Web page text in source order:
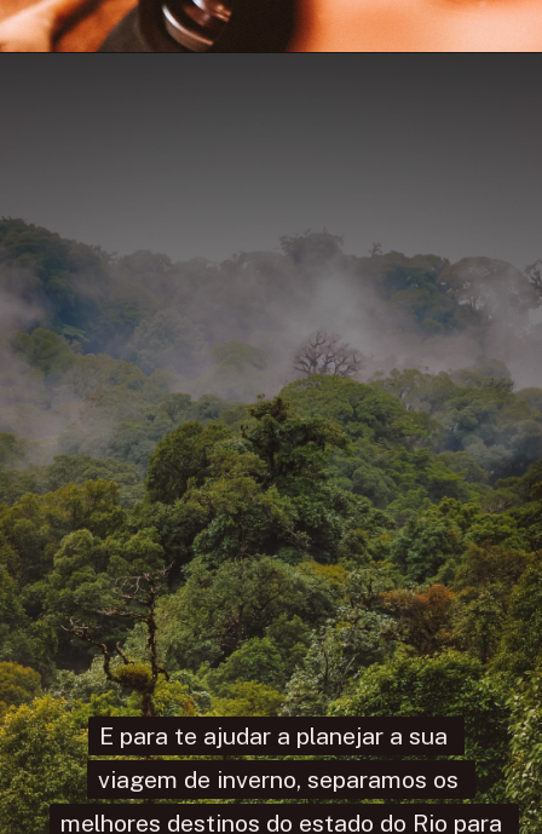
E para te ajudar a planejar a sua
viagem de inverno, separamos os
melhores destinos do estado do Rio para
E para te ajudar a planejar a sua
viagem de inverno, separamos os
melhores destinos do estado do Rio para